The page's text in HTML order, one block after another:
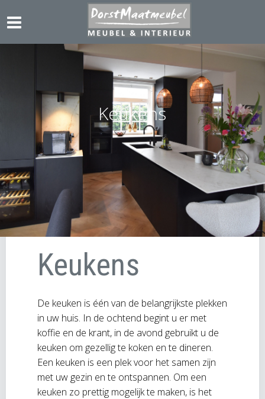
Keukens
Keukens
De keuken is één van de belangrijkste plekken
in uw huis. In de ochtend begint u er met
koffie en de krant, in de avond gebruikt u de
keuken om gezellig te koken en te dineren.
Een keuken is een plek voor het samen zijn
met uw gezin en te ontspannen. Om een
keuken zo prettig mogelijk te maken, is het